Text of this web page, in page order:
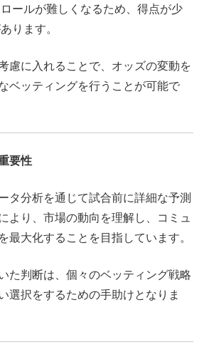
ールが難しくなるため、得点が少
ります。
慮に入れることで、オッズの変動を
ベッティングを行うことが可能で
要性
タ分析を通じて試合前に詳細な予測
より、市場の動向を理解し、コミュ
最大化することを目指しています。
た判断は、個々のベッティング戦略
選択をするための手助けとなりま